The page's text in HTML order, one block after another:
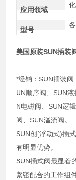
应用领域
型号
美国原装SUN插装
*经销：SUN插装
UN顺序阀、SUN
N电磁阀、SUN逻
阀、SUN溢流阀。
SUN创(浮动式)插
有明显优势。
SUN插式阀最显着
紧密配合的工作组